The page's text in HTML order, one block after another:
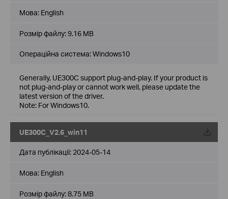
Мова: English
Розмір файлу:9.16 MB
Операційна система: Windows10
Generally, UE300C support plug-and-play. If your product is
not plug-and-play or cannot work well, please update the
latest version of the driver.
Note: For Windows10.
UE300C_V2.6_win11
Дата публікації: 2024-05-14
Мова: English
Розмір файлу:8.75 MB